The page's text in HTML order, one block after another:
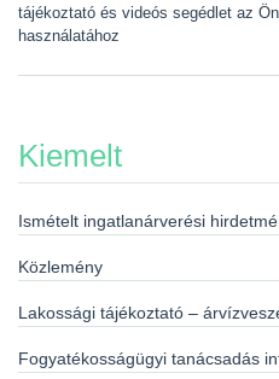
tájékoztató és videós segédlet az
használatához
Kiemelt
Ismételt ingatlanárverési
Közlemény
Lakossági tájékoztató –
Fogyatékosságügyi tanácsadás